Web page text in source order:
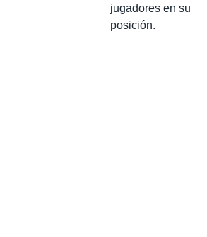
jugadores en su
posición.